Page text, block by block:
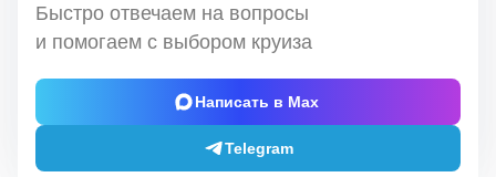
Быстро отвечаем на вопросы
и помогаем с выбором круиза
Написать в Max
Telegram